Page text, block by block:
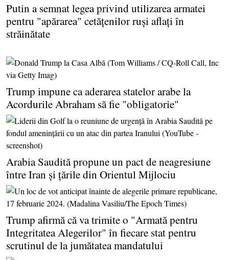
Putin a semnat legea privind utilizarea armatei
pentru "apărarea" cetăţenilor ruşi aflaţi în
străinătate
Trump impune ca aderarea statelor arabe la
Acordurile Abraham să fie "obligatorie"
Arabia Saudită propune un pact de neagresiune
între Iran şi ţările din Orientul Mijlociu
Trump afirmă că va trimite o "Armată pentru
Integritatea Alegerilor" în fiecare stat pentru
scrutinul de la jumătatea mandatului